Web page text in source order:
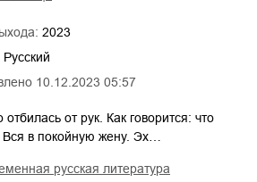
10.12.2023 05:57
2023
Русский
от рук. Как говорится: что
в покойную жену. Эх…
русская литература